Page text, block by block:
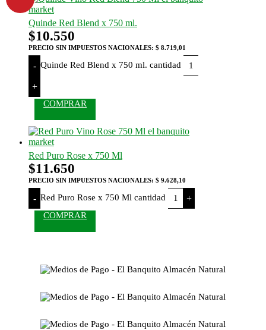
Quinde Red Blend x 750 ml.
$10.550
PRECIO SIN IMPUESTOS NACIONALES: $ 8.719,01
- Quinde Red Blend x 750 ml. cantidad
+
COMPRAR
Red Puro Rose x 750 Ml
$11.650
PRECIO SIN IMPUESTOS NACIONALES: $ 9.628,10
- Red Puro Rose x 750 Ml cantidad +
COMPRAR